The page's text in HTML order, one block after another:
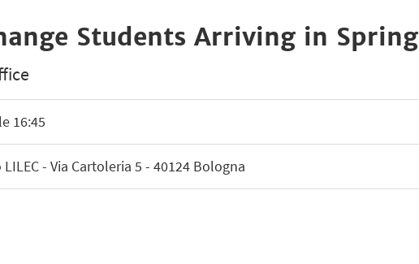
Students Arriving in Spring
16:45
- Via Cartoleria 5 - 40124 Bologna